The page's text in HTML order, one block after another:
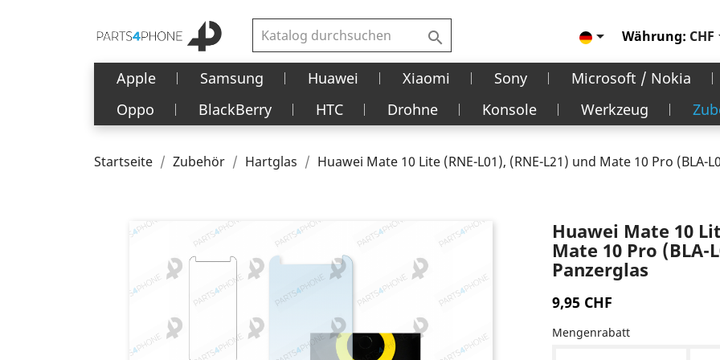
  Währung: CHF
Apple Samsung Huawei Xiaomi Sony
Microsoft / Nokia
Oppo
BlackBerry HTC Drohne Konsole Werkzeug
Startseite Zubehör Hartglas Huawei Mate 10 Lite (RNE-L01), (RNE-L21) und Mate 10 Pro (BLA-
Huawei Mate 10
Mate 10 Pro (BLA-
Panzerglas
9,95 CHF
Mengenrabatt